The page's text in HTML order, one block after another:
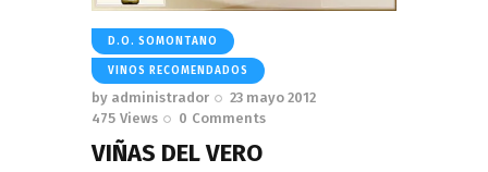
D.O. SOMONTANO
VINOS RECOMENDADOS
by administrador
23 mayo 2012
475 Views 0 Comments
VIÑAS DEL VERO